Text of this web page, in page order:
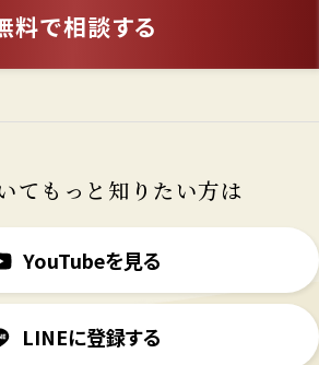
料で相談する
てもっと知りたい方は
YouTubeを見る
LINEに登録する